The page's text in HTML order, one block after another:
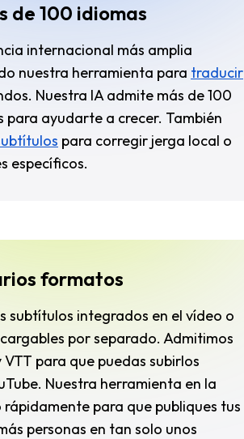
de 100 idiomas
internacional más amplia
nuestra herramienta para traducir
Nuestra IA admite más de 100
para ayudarte a crecer. También
para corregir jerga local o
específicos.
formatos
subtítulos integrados en el vídeo o
por separado. Admitimos
para que puedas subirlos
Nuestra herramienta en la
para que publiques tus
personas en tan solo unos